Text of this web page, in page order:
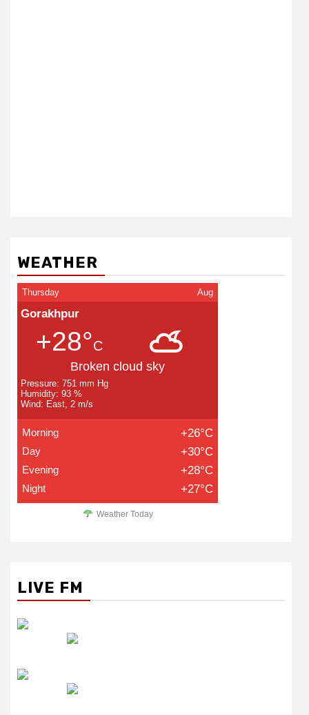
WEATHER
Thursday Aug
Gorakhpur
+28°C
Broken cloud sky
Pressure: 751 mm Hg
Humidity: 93 %
Wind: East, 2 m/s
Morning +26°C
Day +30°C
Evening +28°C
Night +27°C
Weather Today
LIVE FM